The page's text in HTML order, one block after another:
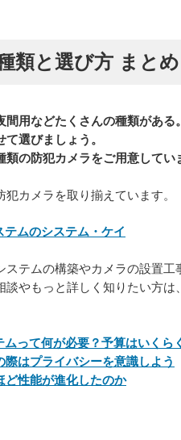
類と選び方 まとめ
間用などたくさんの種類がある
選びましょう。
類の防犯カメラをご用意してい
カメラを取り揃えています。
ムのシステム・ケイ
テムの構築やカメラの設置工
やもっと詳しく知りたい方
って何が必要？予算はいくら
はプライバシーを意識しよう
性能が進化したのか